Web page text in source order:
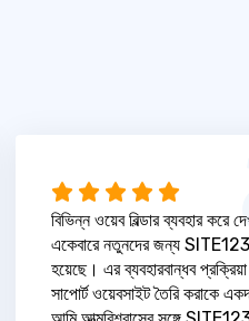
বিভিন্ন ওয়েব বিল্ডার ব্যবহার করে
একেবারে নতুনদের জন্য
হয়েছে। এর ব্যবহারবান্ধব
সাপোর্ট ওয়েবসাইট তৈরি করাকে